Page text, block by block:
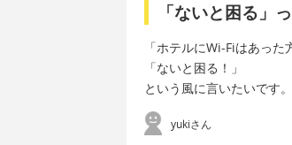
「ないと困る」
「ホテルにWi-Fiはあった
「ないと困る！」
という風に言いたいです。
yukiさん